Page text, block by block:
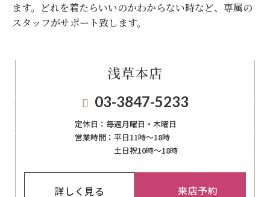
ます。
どれを着たらいいのかわからない時など、専属の
スタッフがサポート致します。
浅草本店
03-3847-5233
定休日： 毎週月曜日・木曜日
営業時間： 平日11時～18時
土日祝10時～18時
詳しく見る 来店予約